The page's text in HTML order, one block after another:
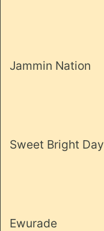
Jammin Nation
Sweet Bright Day
Ewurade